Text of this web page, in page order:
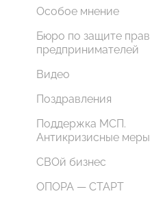
Особое мнение
Бюро по защите прав
предпринимателей
Видео
Поздравления
Поддержка МСП.
Антикризисные меры
СВОй бизнес
ОПОРА — СТАРТ